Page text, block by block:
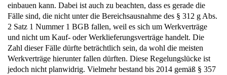
einbauen kann. Dabei ist auch zu beachten, dass es gerade die
Fälle sind, die nicht unter die Bereichsausnahme des § 312 g Abs.
2 Satz 1 Nummer 1 BGB fallen, weil es sich um Werkverträge
und nicht um Kauf- oder Werklieferungsverträge handelt. Die
Zahl dieser Fälle dürfte beträchtlich sein, da wohl die meisten
Werkverträge hierunter fallen dürften. Diese Regelungslücke ist
jedoch nicht planwidrig. Vielmehr bestand bis 2014 gemäß § 357